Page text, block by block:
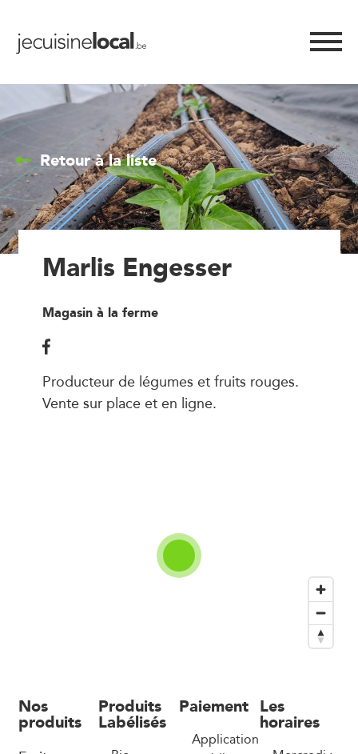
Retour à la liste
Marlis Engesser
Magasin à la ferme
Producteur de légumes et fruits rouges.
Vente sur place et en ligne.
Nos
produits
Produits
Labélisés
Paiement
Application
Les
horaires